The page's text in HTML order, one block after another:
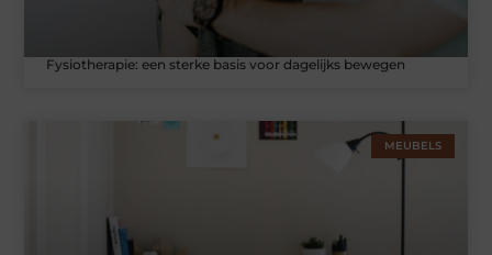
Fysiotherapie: een sterke basis voor dagelijks bewegen
MEUBELS